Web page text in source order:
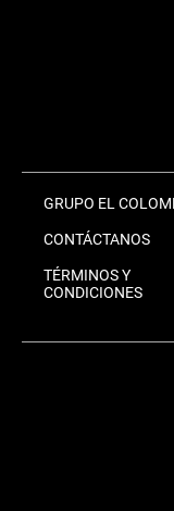
GRUPO EL
CONTÁCTANOS
TÉRMINOS Y
CONDICIONES